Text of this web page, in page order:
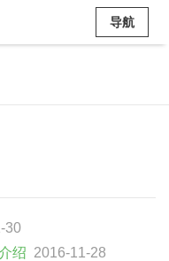
导航
30
绍 2016-11-28